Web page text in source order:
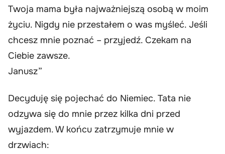
Twoja mama była najważniejszą osobą w moim
życiu. Nigdy nie przestałem o was myśleć. Jeśli
chcesz mnie poznać – przyjedź. Czekam na
Ciebie zawsze.
Janusz”
Decyduję się pojechać do Niemiec. Tata nie
odzywa się do mnie przez kilka dni przed
wyjazdem. W końcu zatrzymuje mnie w
drzwiach: